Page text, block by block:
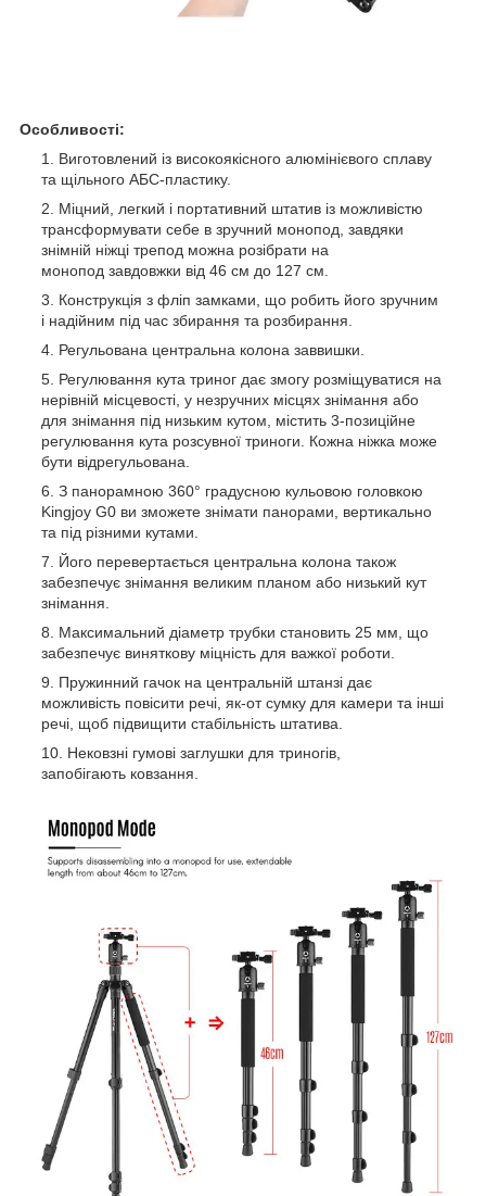
Особливості:
Виготовлений із високоякісного алюмінієвого сплаву
та щільного АБС-пластику.
Міцний, легкий і портативний штатив із можливістю
трансформувати себе в зручний монопод, завдяки
знімній ніжці трепод можна розібрати на
монопод завдовжки від 46 см до 127 см.
Конструкція з фліп замками, що робить його зручним
і надійним під час збирання та розбирання.
Регульована центральна колона заввишки.
Регулювання кута триног дає змогу розміщуватися на
нерівній місцевості, у незручних місцях знімання або
для знімання під низьким кутом, містить 3-позиційне
регулювання кута розсувної триноги. Кожна ніжка може
бути відрегульована.
З панорамною 360° градусною кульовою головкою
Kingjoy G0 ви зможете знімати панорами, вертикально
та під різними кутами.
Його перевертається центральна колона також
забезпечує знімання великим планом або низький кут
знімання.
Максимальний діаметр трубки становить 25 мм, що
забезпечує виняткову міцність для важкої роботи.
Пружинний гачок на центральній штанзі дає
можливість повісити речі, як-от сумку для камери та інші
речі, щоб підвищити стабільність штатива.
Нековзні гумові заглушки для триногів,
запобігають ковзання.